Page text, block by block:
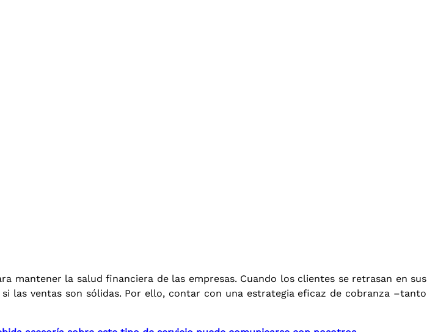
mantener la salud financiera de las empresas. Cuando los clientes se retrasan en sus
las ventas son sólidas. Por ello, contar con una estrategia eficaz de cobranza –tanto